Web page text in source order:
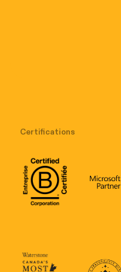
Certifications
B Corp Certification
Microsoft